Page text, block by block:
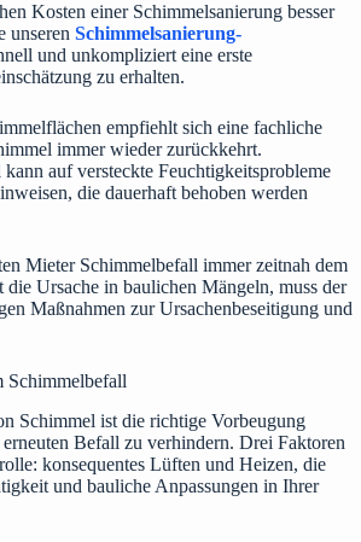
Kosten einer Schimmelsanierung besser
unseren Schimmelsanierung-
und unkompliziert eine erste
zu erhalten.
empfiehlt sich eine fachliche
immer wieder zurückkehrt.
auf versteckte Feuchtigkeitsprobleme
die dauerhaft behoben werden
Mieter Schimmelbefall immer zeitnah dem
Ursache in baulichen Mängeln, muss der
Maßnahmen zur Ursachenbeseitigung und
Schimmelbefall
Schimmel ist die richtige Vorbeugung
Befall zu verhindern. Drei Faktoren
konsequentes Lüften und Heizen, die
und bauliche Anpassungen in Ihrer